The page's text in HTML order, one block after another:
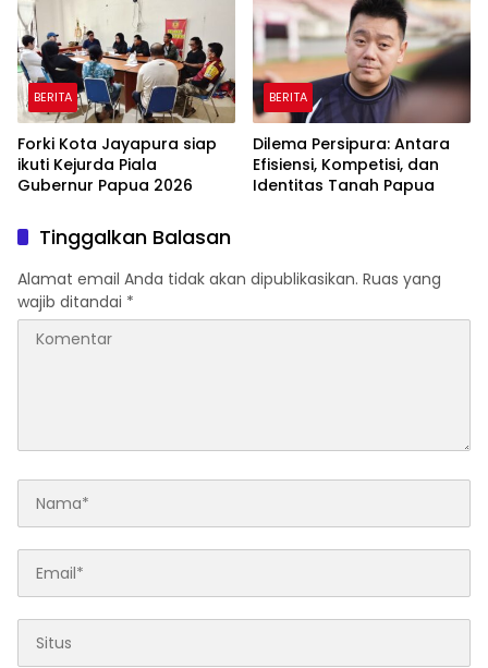
BERITA
‎Forki Kota Jayapura siap
ikuti Kejurda Piala
Gubernur Papua 2026
BERITA
Dilema Persipura: Antara
Efisiensi, Kompetisi, dan
Identitas Tanah Papua
Tinggalkan Balasan
Alamat email Anda tidak akan dipublikasikan. Ruas yang
wajib ditandai *